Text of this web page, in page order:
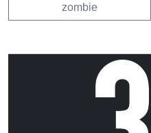
zombie